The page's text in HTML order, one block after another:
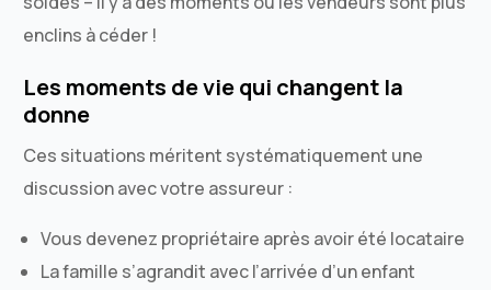
enclins à céder !
Les moments de vie qui changent la
donne
Ces situations méritent systématiquement une
discussion avec votre assureur :
Vous devenez propriétaire après avoir été locataire
La famille s’agrandit avec l’arrivée d’un enfant